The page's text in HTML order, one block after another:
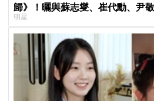
歸》！曬與蘇志燮、崔代勳、尹
朱相昱暖心合照，感謝劇組與粉絲
明星